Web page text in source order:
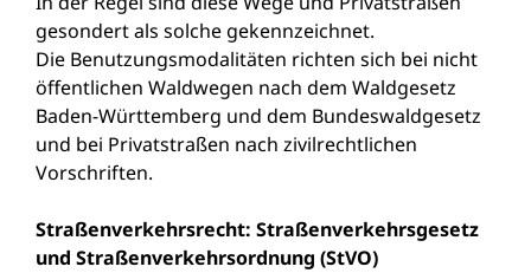
gesondert als solche gekennzeichnet.
Die Benutzungsmodalitäten richten sich bei nicht
öffentlichen Waldwegen nach dem Waldgesetz
Baden-Württemberg und dem Bundeswaldgesetz
und bei Privatstraßen nach zivilrechtlichen
Vorschriften.
Straßenverkehrsrecht: Straßenverkehrsgesetz
und Straßenverkehrsordnung (StVO)